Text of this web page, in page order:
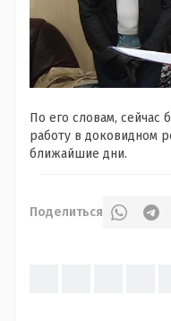
По его словам, сейчас
работу в доковидном
ближайшие дни.
Поделиться